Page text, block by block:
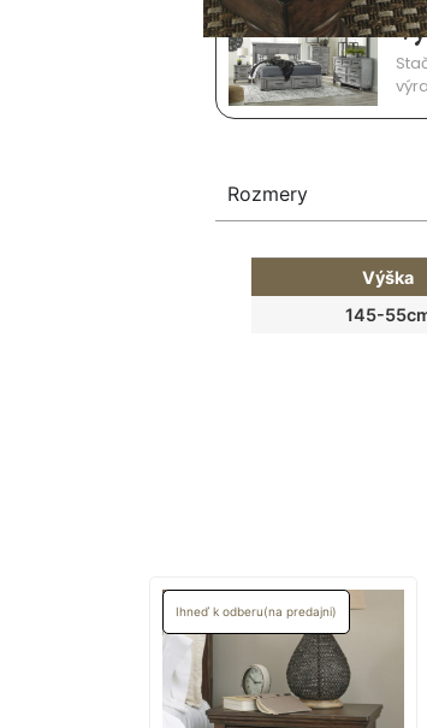
Rozmery
Výška
145-
Ihneď k odberu(na predajni)